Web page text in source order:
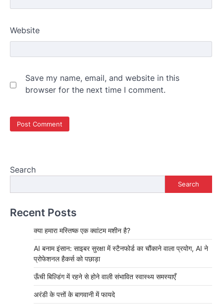
Website
Save my name, email, and website in this
browser for the next time I comment.
Search
Search
Recent Posts
क्या हमारा मस्तिष्क एक क्वांटम मशीन है?
AI बनाम इंसान: साइबर सुरक्षा में स्टैनफोर्ड का चौंकाने वाला प्रयोग, AI ने
प्रोफेशनल हैकर्स को पछाड़ा
ऊँची बिल्डिंग में रहने से होने वाली संभावित स्वास्थ्य समस्याएँ
अरंडी के पत्तों के बागवानी में फायदे